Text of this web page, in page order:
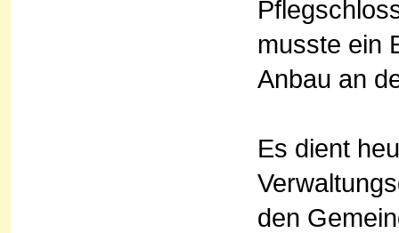
musste ein
Anbau an
Es dient
den